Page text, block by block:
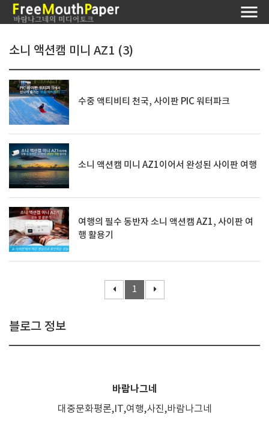
소니 액션캠 미니 AZ1 (3)
수중 액티비티 천국, 사이판 PIC 워터파크
소니 액션캠 미니 AZ1이어서 완성된 사이판 여행
여행의 필수 동반자 소니 액션캠 AZ1, 사이판 여
행 활용기
1
블로그 정보
바람나그네
대중문화평론,IT,여행,사진,바람나그네